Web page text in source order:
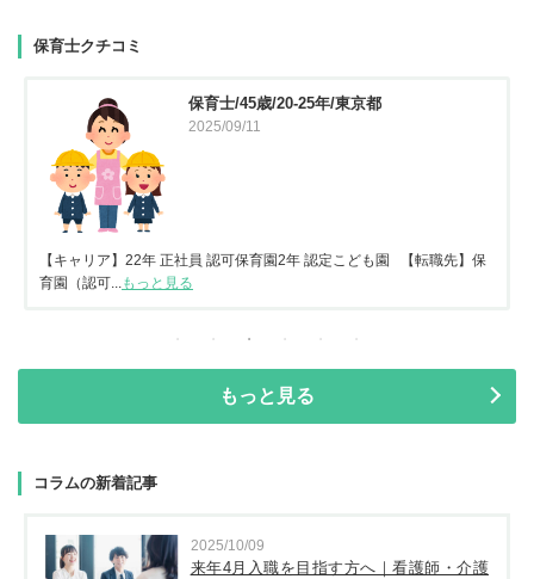
保育士クチコミ
保育士/45歳/20-25年/東京都
2025/09/11
【キャリア】22年 正社員 認可保育園2年 認定こども園 【転職先】保
育園（認可...もっと見る
もっと見る
コラムの新着記事
2025/10/09
来年4月入職を目指す方へ｜看護師・介護